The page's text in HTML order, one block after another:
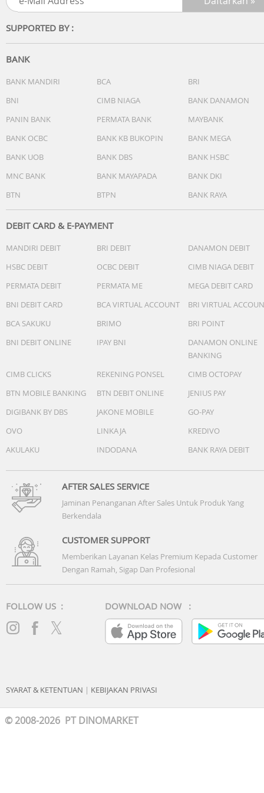
dengan flash True Tone sempurna untuk memindai
- KONEKTIVITAS — Wi-Fi 6E menghadirkan koneksi
cepat untuk transfer foto, dokumen, dan file video besar
dengan cepat. Dan ketika Anda tidak terhubung ke Wi-Fi,
terhubung di lebih banyak tempat. Dapatkan kecepatan
USB-C yang lebih tinggi dengan konektor USB-C.
tombol atas, jadi Anda dapat menggunakan sidik jari
membuka kunci iPad Anda dan masuk ke aplikasi.
Isi Kotak
Kabel Pengisian Daya USB-C (1 meter)
Adaptor Daya USB-C 20 W
SUPPORTED BY :
BANK
BANK MANDIRI BCA
BRI
BNI
CIMB NIAGA
BANK DANAMON
PANIN BANK
PERMATA BANK
MAYBANK
BANK OCBC
BANK KB BUKOPIN
BANK MEGA
BANK UOB
BANK DBS
BANK HSBC
MNC BANK
BANK MAYAPADA
BANK DKI
BTN
BTPN BANK RAYA
DEBIT CARD & E-PAYMENT
MANDIRI DEBIT BRI DEBIT
DANAMON DEBIT
HSBC DEBIT
OCBC DEBIT
CIMB NIAGA DEBIT
PERMATA DEBIT
PERMATA ME
MEGA DEBIT CARD
BNI DEBIT CARD
BCA VIRTUAL ACCOUNT
BRI VIRTUAL
BCA SAKUKU
BRIMO
BRI POINT
BNI DEBIT ONLINE
IPAY BNI
DANAMON ONLINE
BANKING
CIMB CLICKS
REKENING PONSEL
CIMB OCTOPAY
BTN MOBILE BANKING
BTN DEBIT ONLINE
JENIUS PAY
DIGIBANK BY DBS
JAKONE MOBILE
GO-PAY
OVO
LINKAJA
KREDIVO
AKULAKU
INDODANA BANK RAYA DEBIT
AFTER SALES SERVICE
Jaminan Penanganan After Sales Untuk Produk Yang
Berkendala
CUSTOMER SUPPORT
Memberikan Layanan Kelas Premium Kepada Customer
Dengan Ramah, Sigap Dan Profesional
FOLLOW US : DOWNLOAD NOW :
SYARAT & KETENTUAN | KEBIJAKAN PRIVASI
© 2008-2026 PT DINOMARKET